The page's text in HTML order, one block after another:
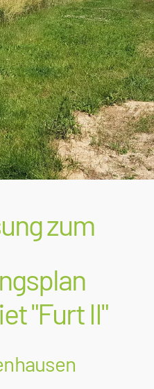
zum
"Furt II"